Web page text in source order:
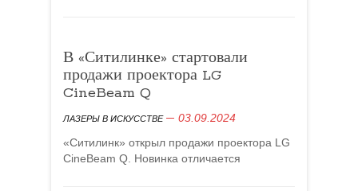
В «Ситилинке» стартовали
продажи проектора LG
CineBeam Q
ЛАЗЕРЫ В ИСКУССТВЕ
03.09.2024
«Ситилинк» открыл продажи проектора LG
CineBeam Q. Новинка отличается